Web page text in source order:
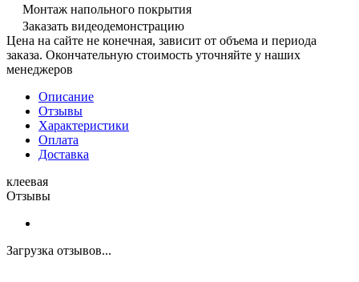
Монтаж напольного покрытия
Заказать видеодемонстрацию
Цена на сайте не конечная, зависит от объема и периода
заказа. Окончательную стоимость уточняйте у наших
менеджеров
Описание
Отзывы
Характеристики
Оплата
Доставка
клеевая
Отзывы
Загрузка отзывов...